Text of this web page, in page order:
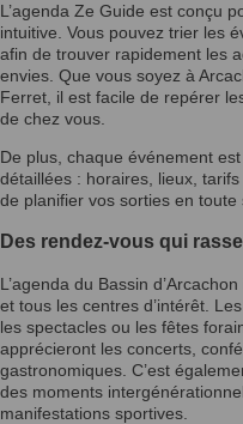
L’agenda Ze Guide est conçu
intuitive. Vous pouvez trier les
afin de trouver rapidement les
envies. Que vous soyez à
Ferret, il est facile de repérer
de chez vous.
De plus, chaque événement
détaillées : horaires, lieux,
de planifier vos sorties en toute
Des rendez-vous qui
L’agenda du Bassin
et tous les centres d’intérêt.
les spectacles ou les fêtes
apprécieront les concerts,
gastronomiques. C’est
des moments
manifestations sportives.